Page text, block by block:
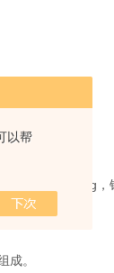
以帮
配)
为22.5±0.025g
成。